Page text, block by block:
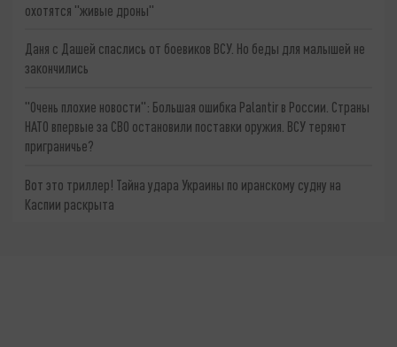
охотятся "живые дроны"
Даня с Дашей спаслись от боевиков ВСУ. Но беды для малышей не
закончились
"Очень плохие новости": Большая ошибка Palantir в России. Страны
НАТО впервые за СВО остановили поставки оружия. ВСУ теряют
приграничье?
Вот это триллер! Тайна удара Украины по иранскому судну на
Каспии раскрыта